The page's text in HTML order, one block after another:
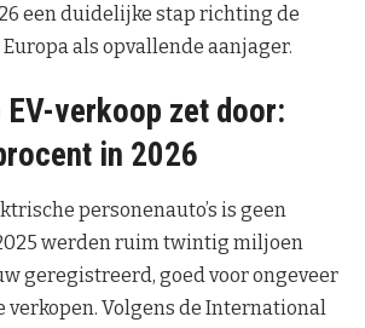
een duidelijke stap richting de
als opvallende aanjager.
verkoop zet door:
in 2026
personenauto’s is geen
werden ruim twintig miljoen
geregistreerd, goed voor ongeveer
verkopen. Volgens de International